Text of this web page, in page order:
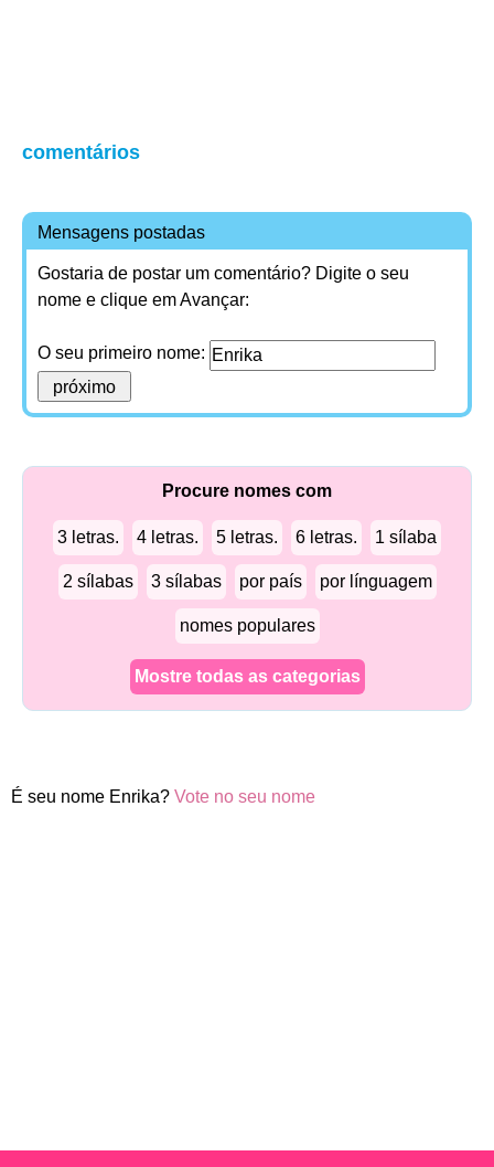
comentários
Mensagens postadas
Gostaria de postar um comentário? Digite o seu
nome e clique em Avançar:
O seu primeiro nome:
Procure nomes com
3 letras. 4 letras. 5 letras. 6 letras. 1 sílaba
2 sílabas 3 sílabas por país por línguagem
nomes populares
Mostre todas as categorias
É seu nome Enrika? Vote no seu nome